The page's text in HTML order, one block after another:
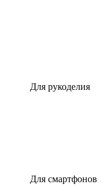
Для рукоделия
Для смартфонов